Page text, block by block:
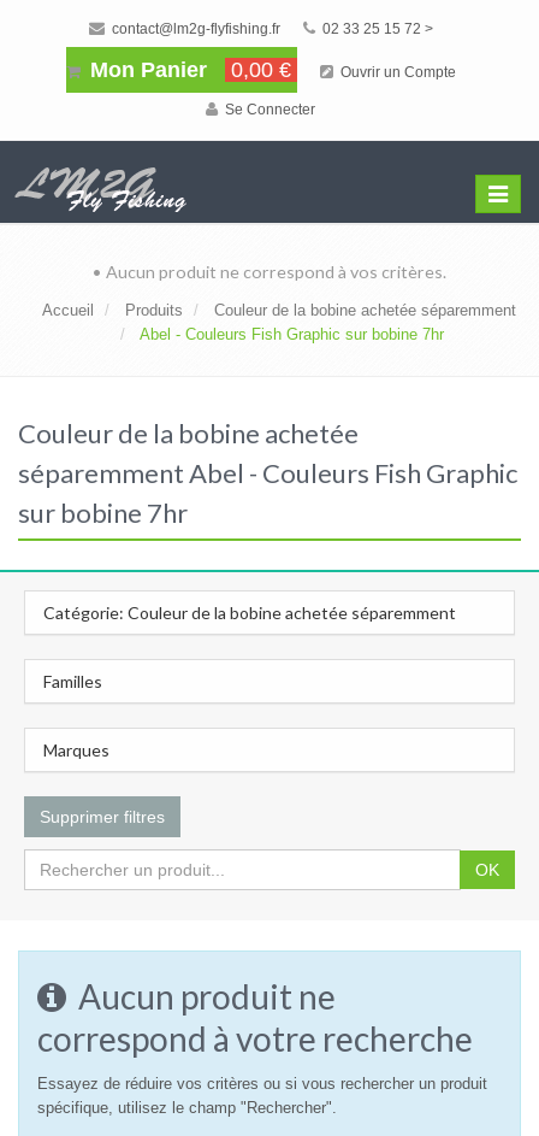
contact@lm2g-flyfishing.fr 02 33 25 15 72 >
Mon Panier 0,00 € Ouvrir un Compte
Se Connecter
Menu
• Aucun produit ne correspond à vos critères.
Accueil Produits
Couleur de la bobine achetée séparemment
Abel - Couleurs Fish Graphic sur bobine 7hr
Couleur de la bobine achetée
séparemment Abel - Couleurs Fish Graphic
sur bobine 7hr
Catégorie: Couleur de la bobine achetée séparemment
Familles
Marques
Supprimer filtres
OK
Aucun produit ne
correspond à votre recherche
Essayez de réduire vos critères ou si vous rechercher un produit
spécifique, utilisez le champ "Rechercher".